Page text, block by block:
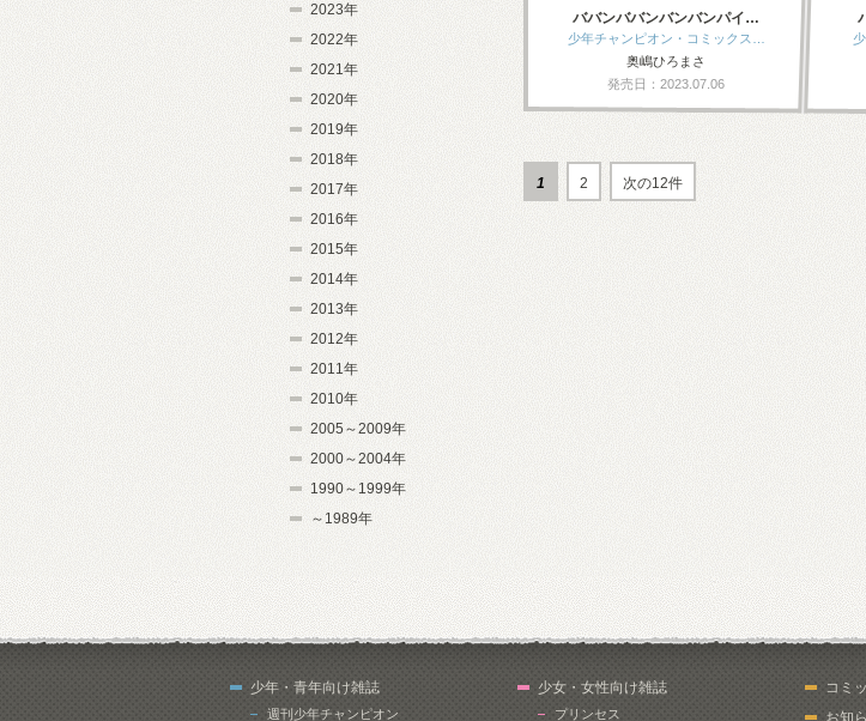
ババンババンバンバンパイ…
少年チャンピオン・コミックス…
奥嶋ひろまさ
発売日：2023.07.06
1 2 次の12件
2023年
2022年
2021年
2020年
2019年
2018年
2017年
2016年
2015年
2014年
2013年
2012年
2011年
2010年
2005～2009年
2000～2004年
1990～1999年
～1989年
少年・青年向け雑誌
週刊少年チャンピオン
少女・女性向け雑誌
プリンセス
コミ
お知